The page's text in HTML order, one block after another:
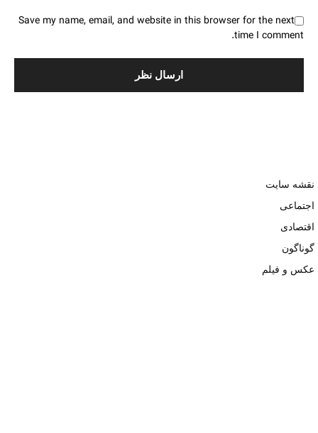
Save my name, email, and website in this browser for the next
time I comment.
نقشه سایت
اجتماعی
اقتصادی
گوناگون
عکس و فیلم